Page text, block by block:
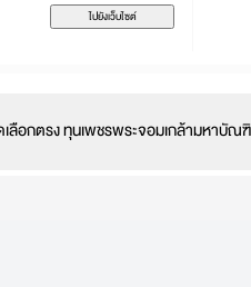
ไปยังเว็บไซต์
เลือกตรง ทุนเพชรพระจอมเกล้ามหา